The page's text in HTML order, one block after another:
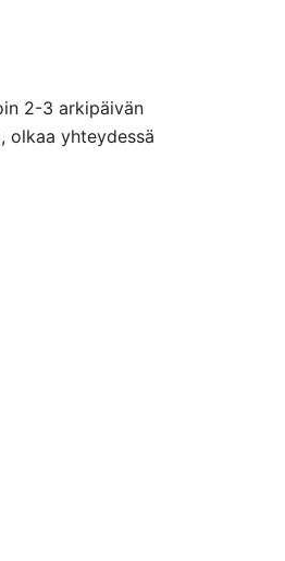
2-3 arkipäivän
olkaa yhteydessä